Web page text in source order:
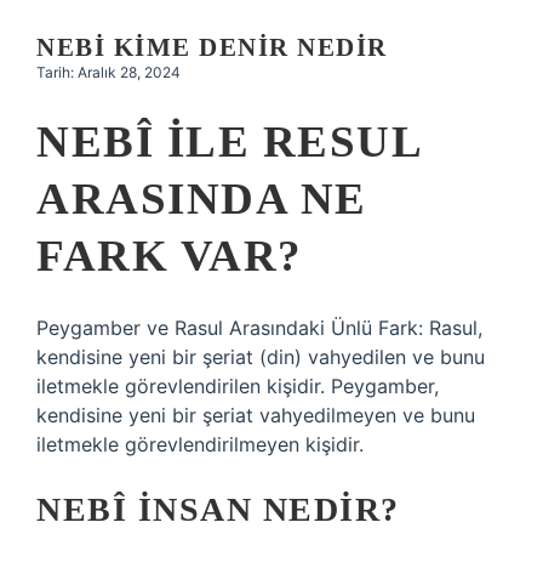
NEBI KIME DENIR NEDIR
Tarih: Aralık 28, 2024
NEBÎ ILE RESUL
ARASINDA NE
FARK VAR?
Peygamber ve Rasul Arasındaki Ünlü Fark: Rasul,
kendisine yeni bir şeriat (din) vahyedilen ve bunu
iletmekle görevlendirilen kişidir. Peygamber,
kendisine yeni bir şeriat vahyedilmeyen ve bunu
iletmekle görevlendirilmeyen kişidir.
NEBÎ INSAN NEDIR?